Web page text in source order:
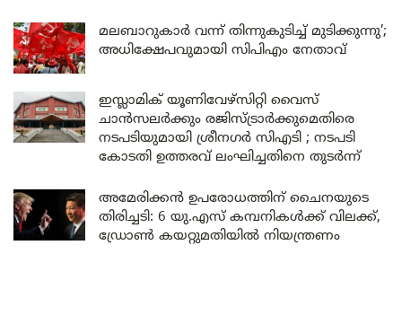
മലബാറുകാർ വന്ന് തിന്നുകുടിച്ച് മുടിക്കുന്നു’;
അധിക്ഷേപവുമായി സിപിഎം നേതാവ്
ഇസ്ലാമിക് യൂണിവേഴ്സിറ്റി വൈസ്
ചാൻസലർക്കും രജിസ്ട്രാർക്കുമെതിരെ
നടപടിയുമായി ശ്രീനഗർ സിഎടി ; നടപടി
കോടതി ഉത്തരവ് ലംഘിച്ചതിനെ തുടർന്ന്
അമേരിക്കൻ ഉപരോധത്തിന് ചൈനയുടെ
തിരിച്ചടി: 6 യു.എസ് കമ്പനികൾക്ക് വിലക്ക്,
ഡ്രോൺ കയറ്റുമതിയിൽ നിയന്ത്രണം